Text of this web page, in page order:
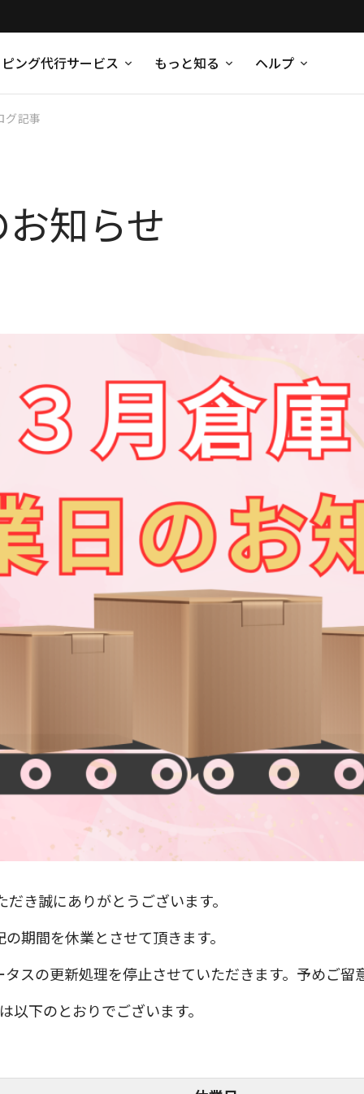
ング代行サービス もっと知る ヘルプ
グ記事
知らせ
き誠にありがとうございます。
期間を休業とさせて頂きます。
スの更新処理を停止させていただきます。予めご
以下のとおりでございます。